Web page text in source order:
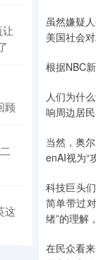
虽然嫌疑
美国社会
根据NBC
人们为什
响周边居
当然，奥
enAI视为“
科技巨头
简单带过
绪”的理解
在民众看
顾
这